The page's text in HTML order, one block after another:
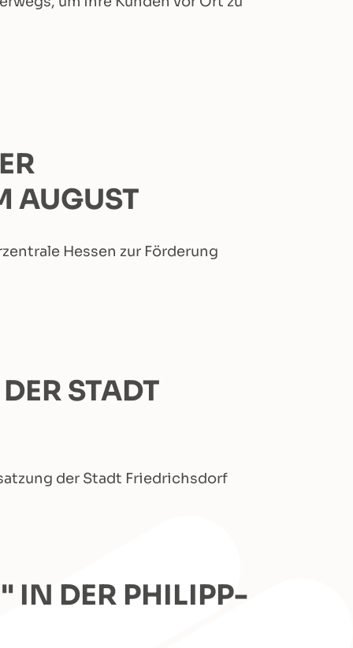
AUGUST
Hessen zur Förderung
STADT
der Stadt Friedrichsdorf
IN DER PHILIPP-